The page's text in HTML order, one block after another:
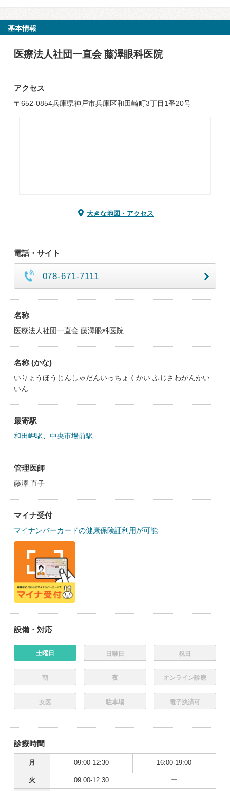
基本情報
医療法人社団一直会 藤澤眼科医院
アクセス
〒652-0854兵庫県神戸市兵庫区和田崎町3丁目1番20号
大きな地図・アクセス
電話・サイト
078-671-7111
名称
医療法人社団一直会 藤澤眼科医院
名称 (かな)
いりょうほうじんしゃだんいっちょくかい ふじさわがんかい
いん
最寄駅
和田岬駅 中央市場前駅
管理医師
藤澤 直子
マイナ受付
マイナンバーカードの健康保険証利用が可能
設備・対応
土曜日 日曜日 祝日
朝 夜 オンライン診療
女医 駐車場 電子決済可
診療時間
月 09:00-12:30 16:00-19:00
火 09:00-12:30 ー